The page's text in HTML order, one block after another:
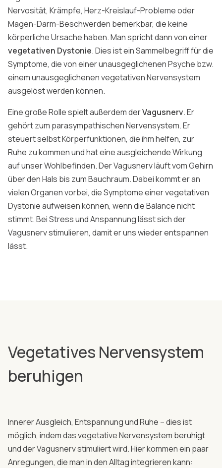
Nervosität, Krämpfe, Herz-Kreislauf-Probleme oder
Magen-Darm-Beschwerden bemerkbar, die keine
körperliche Ursache haben. Man spricht dann von einer
vegetativen Dystonie. Dies ist ein Sammelbegriff für die
Symptome, die von einer unausgeglichenen Psyche bzw.
einem unausgeglichenen vegetativen Nervensystem
ausgelöst werden können.
Eine große Rolle spielt außerdem derVagusnerv. Er
gehört zum parasympathischen Nervensystem. Er
steuert selbst Körperfunktionen, die ihm helfen, zur
Ruhe zu kommen und hat eine ausgleichende Wirkung
auf unser Wohlbefinden. Der Vagusnerv läuft vom Gehirn
über den Hals bis zum Bauchraum. Dabei kommt er an
vielen Organen vorbei, die Symptome einer vegetativen
Dystonie aufweisen können, wenn die Balance nicht
stimmt. Bei Stress und Anspannung lässt sich der
Vagusnerv stimulieren, damit er uns wieder entspannen
lässt.
Vegetatives Nervensystem
beruhigen
Innerer Ausgleich, Entspannung und Ruhe – dies ist
möglich, indem das vegetative Nervensystem beruhigt
und der Vagusnerv stimuliert wird. Hier kommen ein paar
Anregungen, die man in den Alltag integrieren kann: